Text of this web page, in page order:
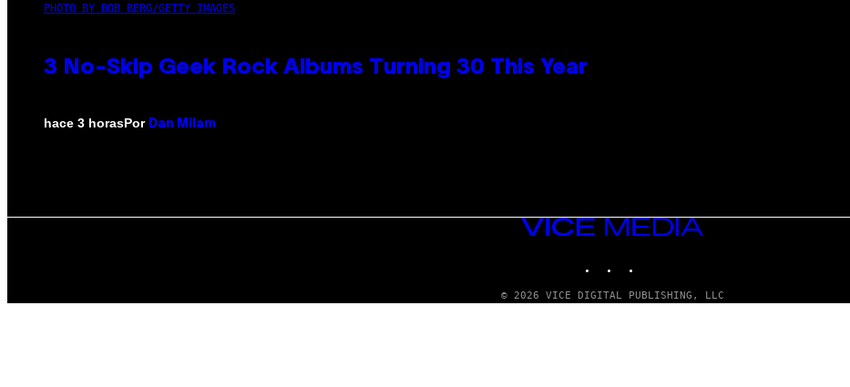
PHOTO BY BOB BERG/GETTY IMAGES
3 No-Skip Geek Rock Albums Turning 30 This Year
hace 3 horasPor Dan Milam
VICE
MEDIA
© 2026 VICE DIGITAL PUBLISHING, LLC